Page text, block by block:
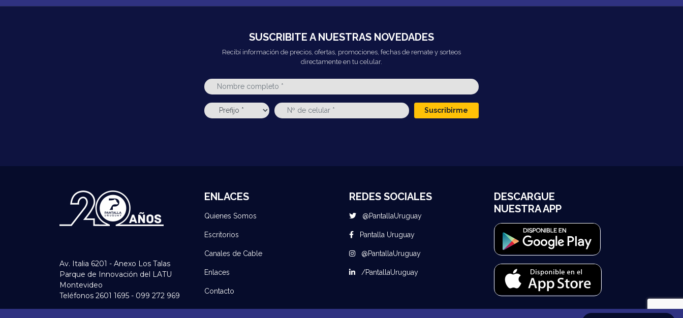
SUSCRIBITE A NUESTRAS NOVEDADES
Recibí información de precios, ofertas, promociones, fechas de remate y sorteos
directamente en tu celular.
Suscribirme
Av. Italia 6201 - Anexo Los Talas
Parque de Innovación del LATU
Montevideo
Teléfonos 2601 1695 - 099 272 969
ENLACES
Quienes Somos
Escritorios
Canales de Cable
Enlaces
Contacto
REDES SOCIALES
@PantallaUruguay
Pantalla Uruguay
@PantallaUruguay
/PantallaUruguay
DESCARGUE
NUESTRA APP